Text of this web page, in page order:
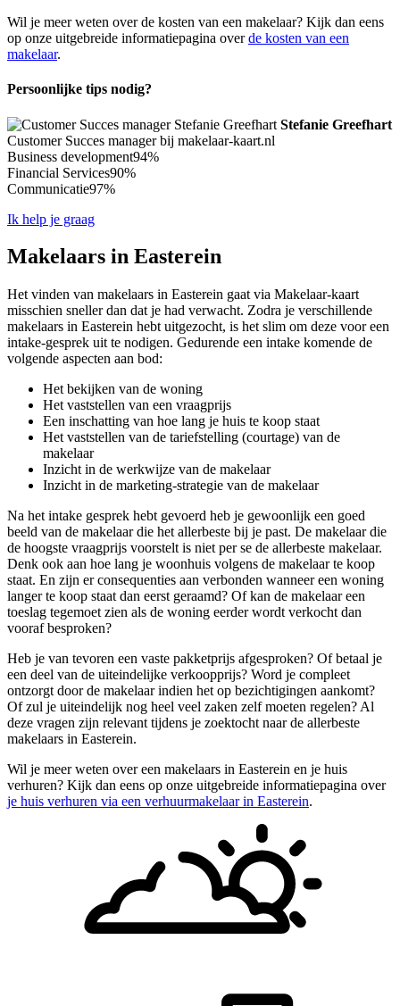
Wil je meer weten over de kosten van een makelaar? Kijk dan eens
op onze uitgebreide informatiepagina overde kosten van een
makelaar.
Persoonlijke tips nodig?
Stefanie Greefhart
Customer Succes manager bij makelaar-kaart.nl
Business development94%
Financial Services90%
Communicatie97%
Ik help je graag
Makelaars in Easterein
Het vinden van makelaars in Easterein gaat via Makelaar-kaart
misschien sneller dan dat je had verwacht. Zodra je verschillende
makelaars in Easterein hebt uitgezocht, is het slim om deze voor een
intake-gesprek uit te nodigen. Gedurende een intake komende de
volgende aspecten aan bod:
Het bekijken van de woning
Het vaststellen van een vraagprijs
Een inschatting van hoe lang je huis te koop staat
Het vaststellen van de tariefstelling (courtage) van de
makelaar
Inzicht in de werkwijze van de makelaar
Inzicht in de marketing-strategie van de makelaar
Na het intake gesprek hebt gevoerd heb je gewoonlijk een goed
beeld van de makelaar die het allerbeste bij je past. De makelaar die
de hoogste vraagprijs voorstelt is niet per se de allerbeste makelaar.
Denk ook aan hoe lang je woonhuis volgens de makelaar te koop
staat. En zijn er consequenties aan verbonden wanneer een woning
langer te koop staat dan eerst geraamd? Of kan de makelaar een
toeslag tegemoet zien als de woning eerder wordt verkocht dan
vooraf besproken?
Heb je van tevoren een vaste pakketprijs afgesproken? Of betaal je
een deel van de uiteindelijke verkoopprijs? Word je compleet
ontzorgt door de makelaar indien het op bezichtigingen aankomt?
Of zul je uiteindelijk nog heel veel zaken zelf moeten regelen? Al
deze vragen zijn relevant tijdens je zoektocht naar de allerbeste
makelaars in Easterein.
Wil je meer weten over een makelaars in Easterein en je huis
verhuren? Kijk dan eens op onze uitgebreide informatiepagina over
je huis verhuren via een verhuurmakelaar in Easterein.